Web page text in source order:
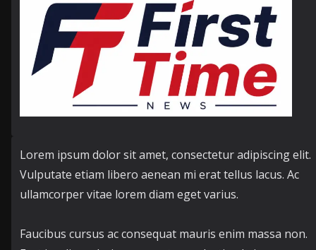
Lorem ipsum dolor sit amet, consectetur adipiscing elit.
Vulputate etiam libero aenean mi erat tellus lacus. Ac
ullamcorper vitae lorem diam eget varius.
Faucibus cursus ac consequat mauris enim massa non.